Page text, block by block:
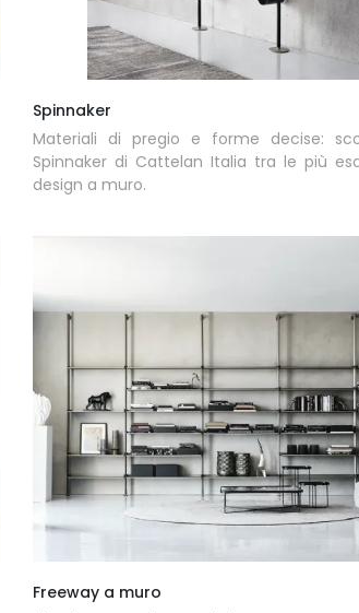
Spinnaker
Materiali di pregio e forme decise:
Spinnaker di Cattelan Italia tra le più
design a muro.
Freeway a muro